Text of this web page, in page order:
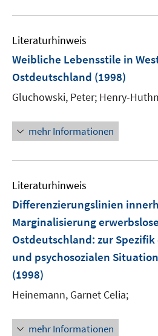
Literaturhinweis
Weibliche Lebensstile in
Ostdeutschland (1998)
Gluchowski, Peter; Henry-
mehr Informationen
Literaturhinweis
Differenzierungslinien
Marginalisierung
Ostdeutschland: zur
und psychosozialen
(1998)
Heinemann, Garnet Celia;
mehr Informationen